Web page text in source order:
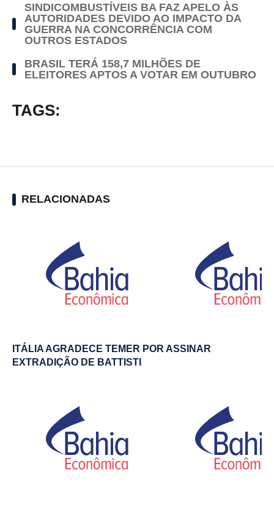
SINDICOMBUSTÍVEIS BA FAZ APELO ÀS
AUTORIDADES DEVIDO AO IMPACTO DA
GUERRA NA CONCORRÊNCIA COM
OUTROS ESTADOS
BRASIL TERÁ 158,7 MILHÕES DE
ELEITORES APTOS A VOTAR EM OUTUBRO
TAGS:
RELACIONADAS
ITÁLIA AGRADECE TEMER POR ASSINAR
EXTRADIÇÃO DE BATTISTI